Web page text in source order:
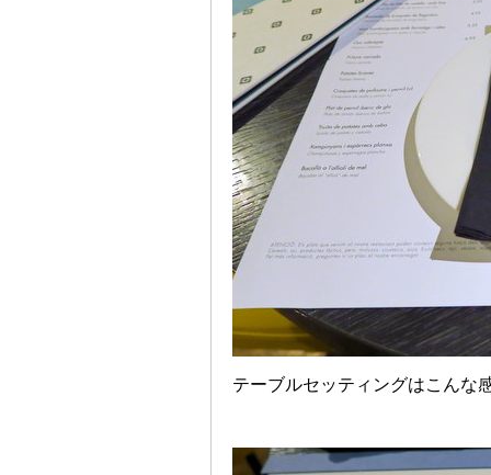
テーブルセッティングはこんな